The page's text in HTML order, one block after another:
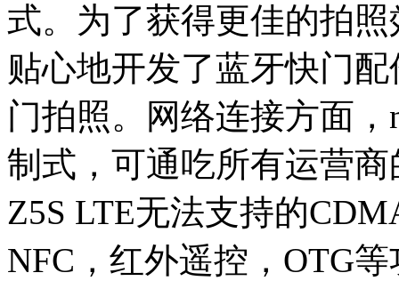
式。为了获得更佳的拍
贴心地开发了蓝牙快门
门拍照。网络连接方面
制式，可通吃所有运营
Z5S LTE无法支持的
NFC，红外遥控，OTG